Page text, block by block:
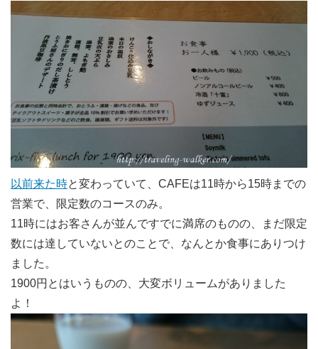
以前来た時と変わっていて、CAFEは11時から15時までの
営業で、限定数のコースのみ。
11時にはお客さんが並んですでに満席のものの、まだ限定
数には達していないとのことで、なんとか食事にありつけ
ました。
1900円とはいうものの、大変ボリュームがありました
よ！